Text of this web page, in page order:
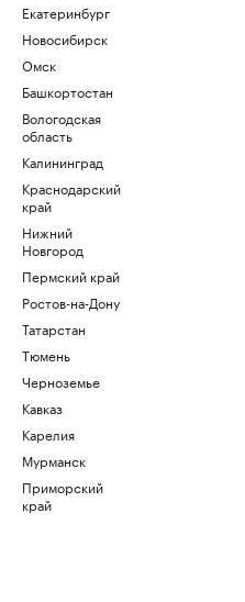
Екатеринбург
Новосибирск
Омск
Башкортостан
Вологодская
область
Калининград
Краснодарский
край
Нижний
Новгород
Пермский край
Ростов-на-Дону
Татарстан
Тюмень
Черноземье
Кавказ
Карелия
Мурманск
Приморский
край